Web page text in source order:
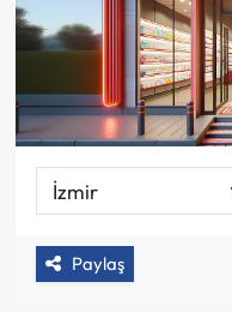
Paylaş